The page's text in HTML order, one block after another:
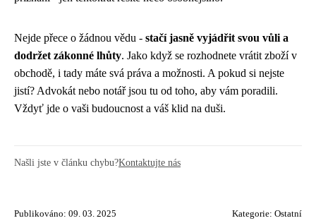
Nejde přece o žádnou vědu - stačí jasně vyjádřit svou vůli a
dodržet zákonné lhůty. Jako když se rozhodnete vrátit zboží v
obchodě, i tady máte svá práva a možnosti. A pokud si nejste
jistí? Advokát nebo notář jsou tu od toho, aby vám poradili.
Vždyť jde o vaši budoucnost a váš klid na duši.
Našli jste v článku chybu?Kontaktujte nás
Publikováno: 09. 03. 2025 Kategorie: Ostatní